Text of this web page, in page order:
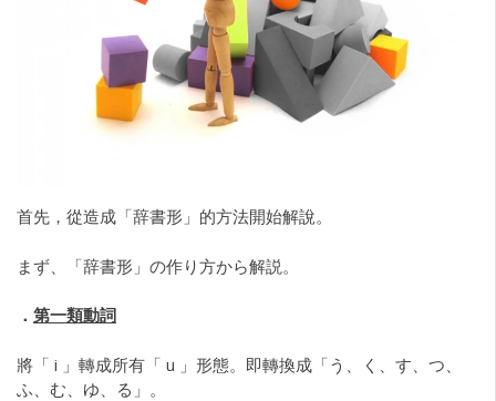
首先，從造成「辞書形」的方法開始解說。
まず、「辞書形」の作り方から解説。
． 第一類動詞
將「 i 」轉成所有「 u 」形態。即轉換成「う、く、す、つ、
ふ、む、ゆ、る」。